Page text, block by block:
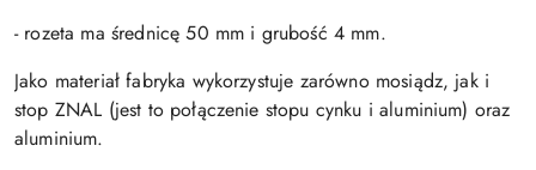
- rozeta ma średnicę 50 mm i grubość 4 mm.
Jako materiał fabryka wykorzystuje zarówno mosiądz, jak i
stop ZNAL (jest to połączenie stopu cynku i aluminium) oraz
aluminium.